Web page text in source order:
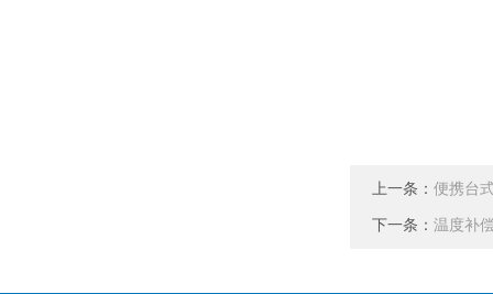
上一条： 便携台
下一条： 温度补